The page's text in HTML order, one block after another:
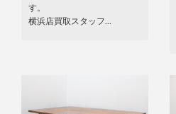
す。
横浜店買取スタッフ…